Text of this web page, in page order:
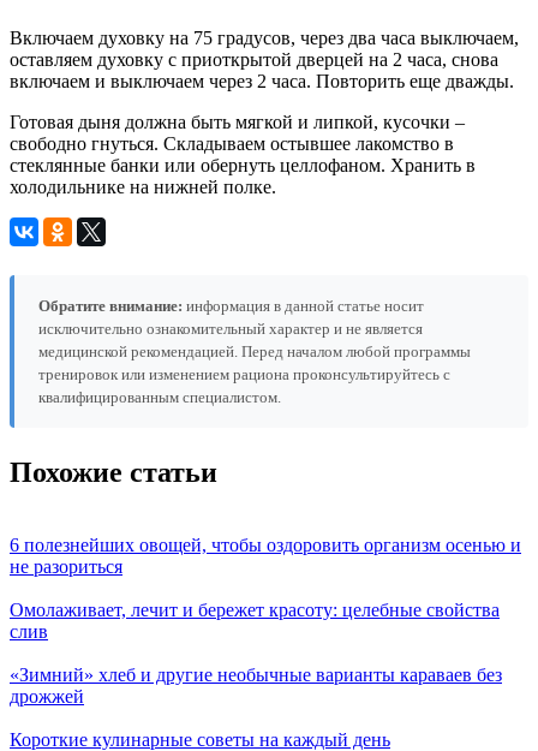
Включаем духовку на 75 градусов, через два часа выключаем,
оставляем духовку с приоткрытой дверцей на 2 часа, снова
включаем и выключаем через 2 часа. Повторить еще дважды.
Готовая дыня должна быть мягкой и липкой, кусочки –
свободно гнуться. Складываем остывшее лакомство в
стеклянные банки или обернуть целлофаном. Хранить в
холодильнике на нижней полке.
Обратите внимание: информация в данной статье носит
исключительно ознакомительный характер и не является
медицинской рекомендацией. Перед началом любой программы
тренировок или изменением рациона проконсультируйтесь с
квалифицированным специалистом.
Похожие статьи
6 полезнейших овощей, чтобы оздоровить организм осенью и
не разориться
Омолаживает, лечит и бережет красоту: целебные свойства
слив
«Зимний» хлеб и другие необычные варианты караваев без
дрожжей
Короткие кулинарные советы на каждый день